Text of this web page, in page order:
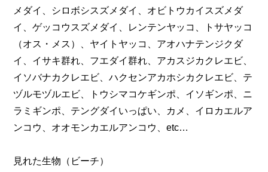
メダイ、シロボシスズメダイ、オビトウカイスズメダ
イ、ゲッコウスズメダイ、レンテンヤッコ、トサヤッコ
（オス・メス）、ヤイトヤッコ、アオハナテンジクダ
イ、イサキ群れ、フエダイ群れ、アカスジカクレエビ、
イソバナカクレエビ、ハクセンアカホシカクレエビ、テ
ヅルモヅルエビ、トウシマコケギンポ、イソギンポ、ニ
ラミギンポ、テングダイいっぱい、カメ、イロカエルア
ンコウ、オオモンカエルアンコウ、etc…
見れた生物（ビーチ）